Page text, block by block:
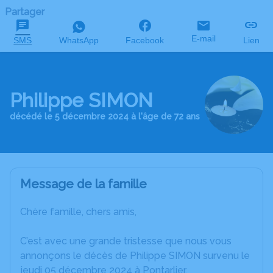
Partager
SMS WhatsApp Facebook E-mail Lien
Philippe SIMON
décédé le 5 décembre 2024 à l'âge de 72 ans
Message de la famille
Chère famille, chers amis,
C’est avec une grande tristesse que nous vous
annonçons le décès de Philippe SIMON survenu le
jeudi 05 décembre 2024 à Pontarlier.